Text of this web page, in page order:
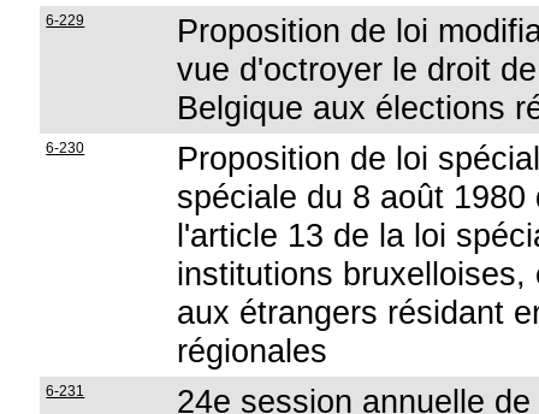
6-229
Proposition de loi
vue d'octroyer le droit
Belgique aux élections
6-230
Proposition de loi
spéciale du 8 août
l'article 13 de la loi
institutions
aux étrangers résidant
régionales
6-231
24e session annuelle